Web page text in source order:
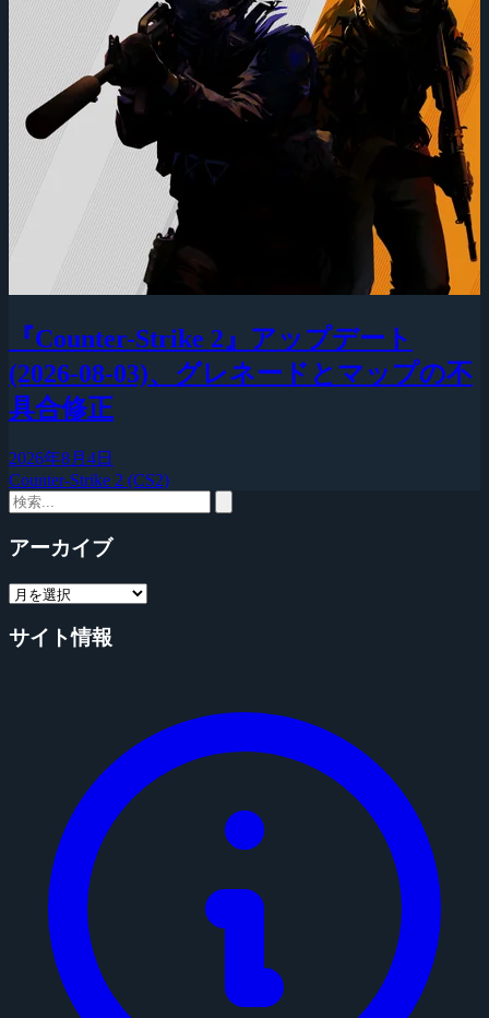
『Counter-Strike 2』アップデート
(2026-08-03)、グレネードとマップの不
具合修正
2026年8月4日
Counter-Strike 2 (CS2)
アーカイブ
サイト情報